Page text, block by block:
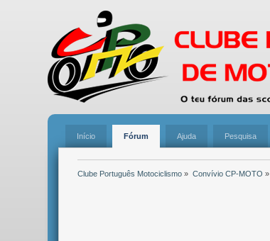
Início Fórum Ajuda Pesquisa
Clube Português Motociclismo » Convívio CP-MOTO »